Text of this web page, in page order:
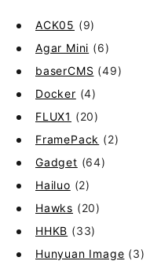
ACK05 (9)
Agar Mini (6)
baserCMS (49)
Docker (4)
FLUX1 (20)
FramePack (2)
Gadget (64)
Hailuo (2)
Hawks (20)
HHKB (33)
Hunyuan Image (3)